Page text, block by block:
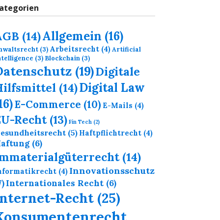
(14)Allgemein (16)
(3) Arbeitsrecht (4)Artificial
(3) Blockchain (3)
(19)Digitale
(14)Digital Law
E-Commerce (10) E-Mails (4)
Recht(13) Fin Tech (2)
(5) Haftpflichtrecht (4)
(6)
(14)
(4) Innovationsschutz
Internationales Recht (6)
Recht (25)